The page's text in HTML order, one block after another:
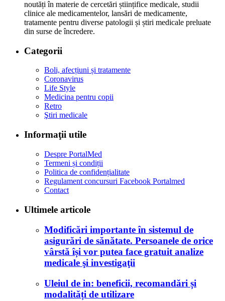
noutăți în materie de cercetări științifice medicale, studii
clinice ale medicamentelor, lansări de medicamente,
tratamente pentru diverse patologii și știri medicale preluate
din surse de încredere.
Categorii
Boli, afecțiuni și tratamente
Coronavirus
Life Style
Medicina pentru copii
Retro
Ştiri medicale
Informaţii utile
Despre PortalMed
Termeni și condiții
Politica de confidențialitate
Regulament concursuri Facebook Portalmed
Contact
Ultimele articole
Modificări importante în sistemul de
asigurări de sănătate. Persoanele de orice
vârstă își vor putea face gratuit analize
medicale şi investigaţii
Uleiul de in: beneficii, recomandări și
modalități de utilizare